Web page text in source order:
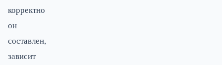
корректно
он
составлен,
зависит